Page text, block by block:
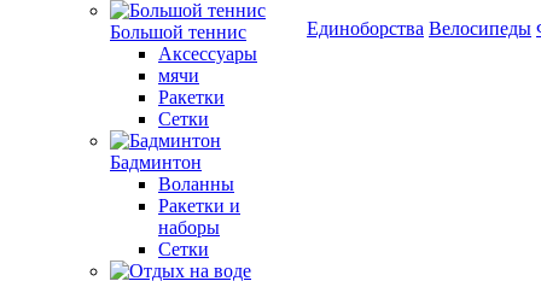
Большой теннис
Аксессуары
мячи
Ракетки
Сетки
Бадминтон
Воланны
Ракетки и
наборы
Сетки
Единоборства Велосипеды